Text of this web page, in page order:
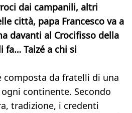
dai campanili, altri
città, papa Francesco va a
davanti al Crocifisso della
fa… Taizé a chi si
composta da fratelli di una
continente. Secondo
tradizione, i credenti